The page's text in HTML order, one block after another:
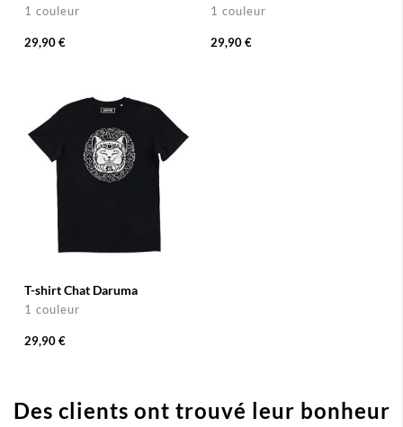
1 couleur
29,90 €
1 couleur
29,90 €
T-shirt Chat Daruma
1 couleur
29,90 €
Des clients ont trouvé leur bonheur